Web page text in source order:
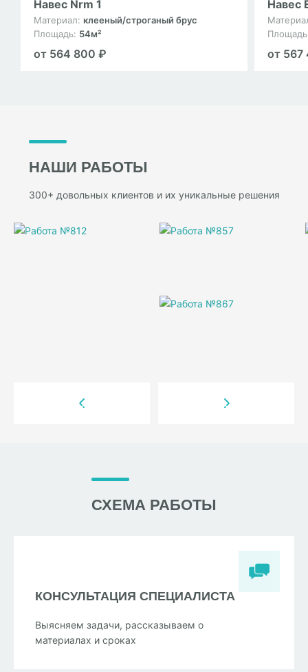
Навес Nrm 1
Материал: клееный/строганый брус
Площадь: 54м²
от 564 800 ₽
Навес
от
НАШИ РАБОТЫ
300+ довольных клиентов и их уникальные решения
СХЕМА РАБОТЫ
КОНСУЛЬТАЦИЯ СПЕЦИАЛИСТА
Выясняем задачи, рассказываем о
материалах и сроках